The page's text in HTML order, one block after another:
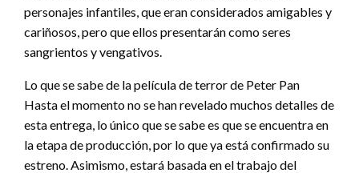
personajes infantiles, que eran considerados amigables y
cariñosos, pero que ellos presentarán como seres
sangrientos y vengativos.
Lo que se sabe de la película de terror de Peter Pan
Hasta el momento no se han revelado muchos detalles de
esta entrega, lo único que se sabe es que se encuentra en
la etapa de producción, por lo que ya está confirmado su
estreno. Asimismo, estará basada en el trabajo del